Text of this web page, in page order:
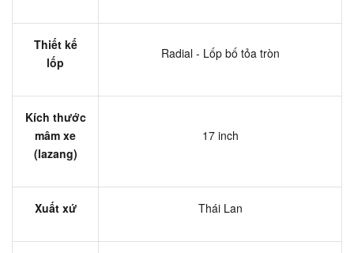
Thiết kế
lốp
Radial - Lốp bố tỏa tròn
Kích thước
mâm xe
(lazang)
17 inch
Xuất xứ Thái Lan